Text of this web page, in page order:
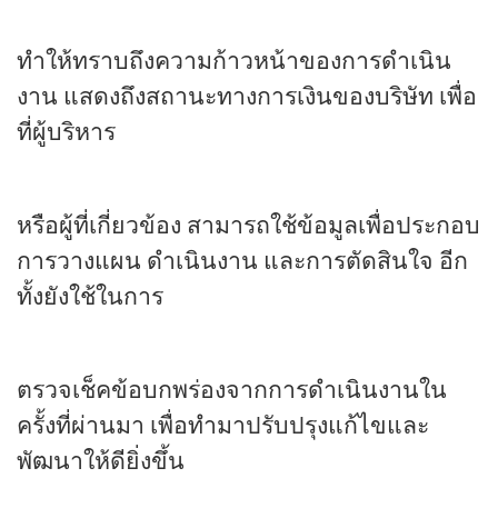
ทำให้ทราบถึงความก้าวหน้าของการดำเนิน
งาน แสดงถึงสถานะทางการเงินของบริษัท เพื่อ
ที่ผู้บริหาร
หรือผู้ที่เกี่ยวข้อง สามารถใช้ข้อมูลเพื่อประกอบ
การวางแผน ดำเนินงาน และการตัดสินใจ อีก
ทั้งยังใช้ในการ
ตรวจเช็คข้อบกพร่องจากการดำเนินงานใน
ครั้งที่ผ่านมา เพื่อทำมาปรับปรุงแก้ไขและ
พัฒนาให้ดียิ่งขึ้น